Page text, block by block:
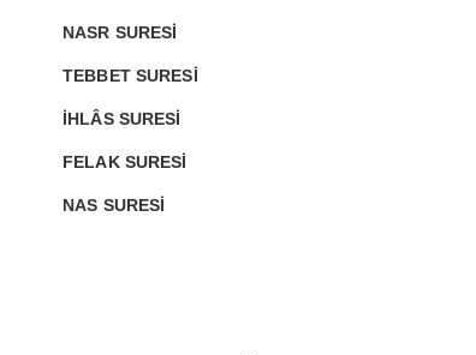
NASR SURESİ
TEBBET SURESİ
İHLÂS SURESİ
FELAK SURESİ
NAS SURESİ